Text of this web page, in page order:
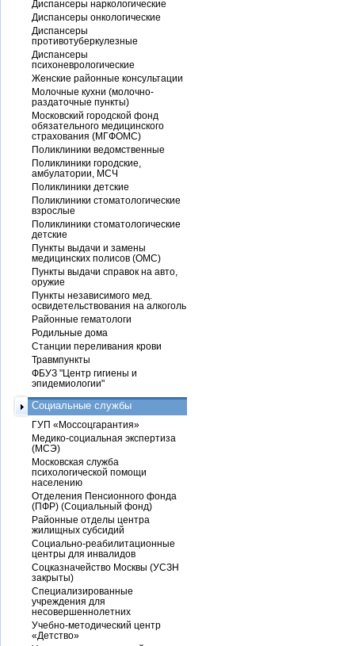
Диспансеры наркологические
Диспансеры онкологические
Диспансеры
противотуберкулезные
Диспансеры
психоневрологические
Женские районные консультации
Молочные кухни (молочно-
раздаточные пункты)
Московский городской фонд
обязательного медицинского
страхования (МГФОМС)
Поликлиники ведомственные
Поликлиники городские,
амбулатории, МСЧ
Поликлиники детские
Поликлиники стоматологические
взрослые
Поликлиники стоматологические
детские
Пункты выдачи и замены
медицинских полисов (ОМС)
Пункты выдачи справок на авто,
оружие
Пункты независимого мед.
освидетельствования на алкоголь
Районные гематологи
Родильные дома
Станции переливания крови
Травмпункты
ФБУЗ "Центр гигиены и
эпидемиологии"
Социальные службы
ГУП «Моссоцгарантия»
Медико-социальная экспертиза
(МСЭ)
Московская служба
психологической помощи
населению
Отделения Пенсионного фонда
(ПФР) (Социальный фонд)
Районные отделы центра
жилищных субсидий
Социально-реабилитационные
центры для инвалидов
Соцказначейство Москвы (УСЗН
закрыты)
Специализированные
учреждения для
несовершеннолетних
Учебно-методический центр
«Детство»